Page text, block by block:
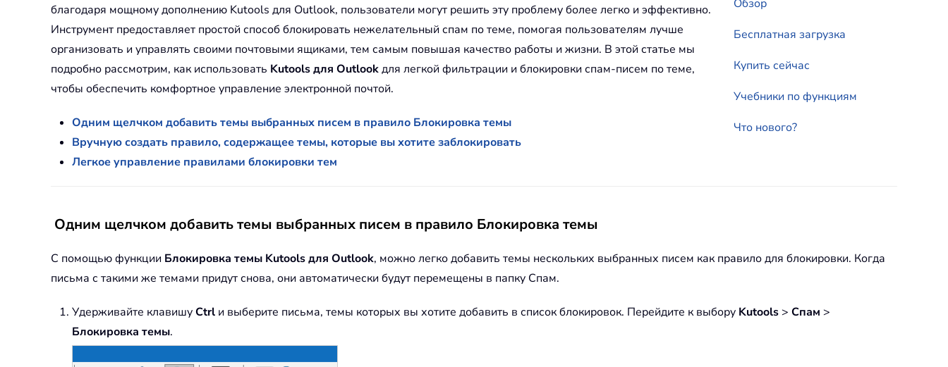
Обзор
Бесплатная загрузка
Купить сейчас
Учебники по функциям
Что нового?
благодаря мощному дополнению Kutools для Outlook, пользователи могут решить эту проблему более легко и эффективно.
Инструмент предоставляет простой способ блокировать нежелательный спам по теме, помогая пользователям лучше
организовать и управлять своими почтовыми ящиками, тем самым повышая качество работы и жизни. В этой статье мы
подробно рассмотрим, как использовать Kutools для Outlookдля легкой фильтрации и блокировки спам-писем по теме,
чтобы обеспечить комфортное управление электронной почтой.
Одним щелчком добавить темы выбранных писем в правило Блокировка темы
Вручную создать правило, содержащее темы, которые вы хотите заблокировать
Легкое управление правилами блокировки тем
Одним щелчком добавить темы выбранных писем в правило Блокировка темы
С помощью функции Блокировка темы Kutools для Outlook, можно легко добавить темы нескольких выбранных писем как правило для блокировки. Когда
письма с такими же темами придут снова, они автоматически будут перемещены в папку Спам.
Удерживайте клавишуCtrl и выберите письма, темы которых вы хотите добавить в список блокировок. Перейдите к выбору Kutools > Спам >
Блокировка темы.